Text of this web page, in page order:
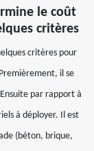
le coût
critères
critères pour
il se
par rapport à
à déployer. Il est
(béton, brique,